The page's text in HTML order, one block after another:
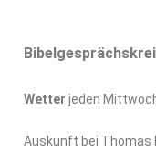
Wetter jeden
Auskunft bei Thomas